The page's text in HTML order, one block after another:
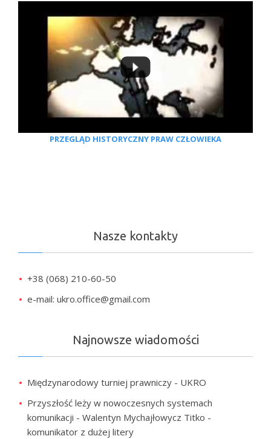
PRZEGLĄD HISTORYCZNY PRAW CZŁOWIEKA
Nasze kontakty
+38 (068) 210-60-50
e-mail: ukro.office@gmail.com
Najnowsze wiadomości
Międzynarodowy turniej prawniczy - UKRO
Przyszłość leży w nowoczesnych systemach
komunikacji - Walentyn Mychajłowycz Titko -
komunikator z dużej litery